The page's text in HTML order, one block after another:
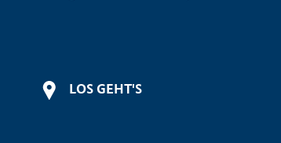
LOS GEHT'S